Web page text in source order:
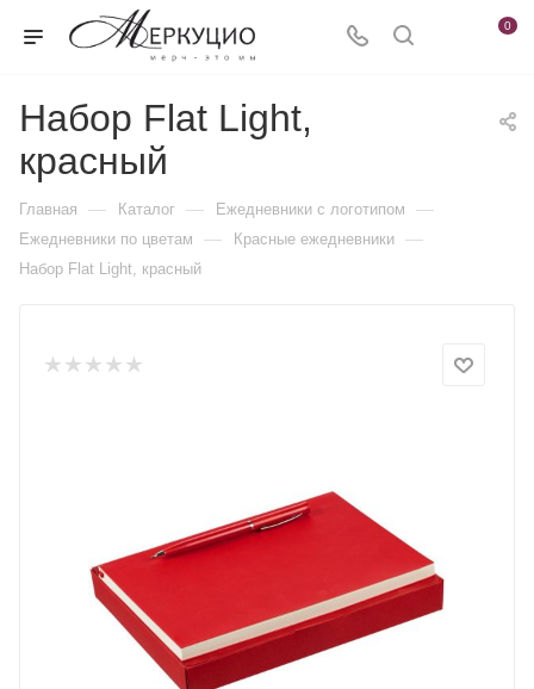
0
Набор Flat Light,
красный
Главная — Каталог — Ежедневники c логотипом —
Ежедневники по цветам — Красные ежедневники —
Набор Flat Light, красный